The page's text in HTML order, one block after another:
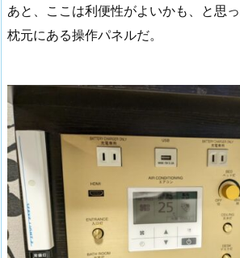
あと、ここは利便性がよいかも、と思
枕元にある操作パネルだ。